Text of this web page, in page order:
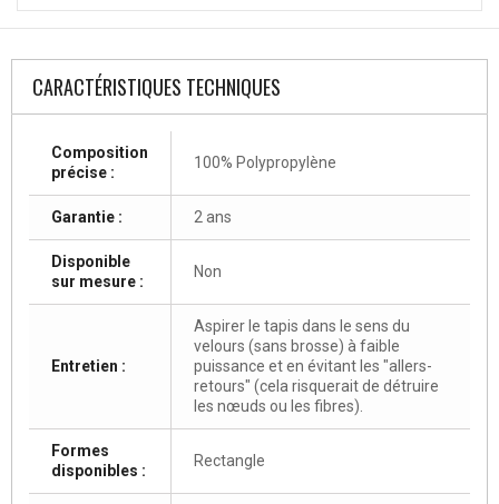
CARACTÉRISTIQUES TECHNIQUES
Composition
précise :
100% Polypropylène
Garantie : 2 ans
Disponible
sur mesure :
Non
Entretien :
Aspirer le tapis dans le sens du
velours (sans brosse) à faible
puissance et en évitant les "allers-
retours" (cela risquerait de détruire
les nœuds ou les fibres).
Formes
disponibles :
Rectangle